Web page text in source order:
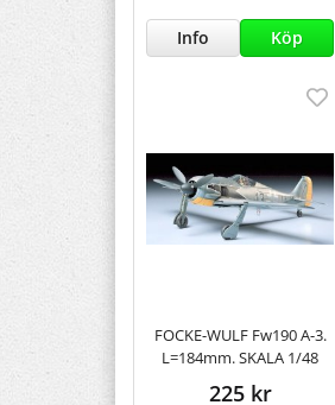
Info Köp
FOCKE-WULF Fw190 A-3.
L=184mm. SKALA 1/48
225 kr